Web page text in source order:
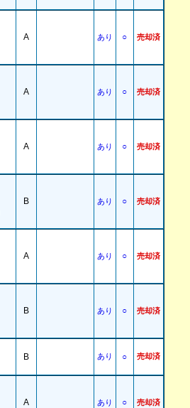
A あり ○ 売却済
A あり ○ 売却済
A あり ○ 売却済
B あり ○ 売却済
A あり ○ 売却済
B あり ○ 売却済
B あり ○ 売却済
A あり ○ 売却済